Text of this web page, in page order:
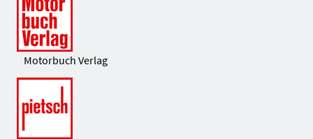
Motorbuch Verlag